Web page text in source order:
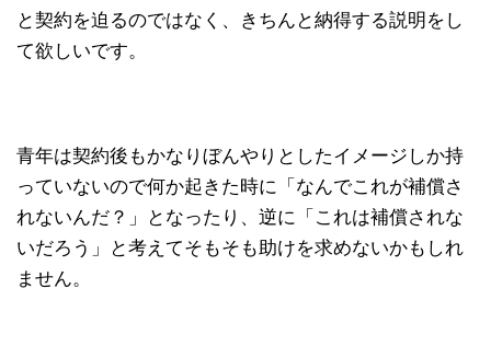
と契約を迫るのではなく、きちんと納得する説明をし
て欲しいです。
青年は契約後もかなりぼんやりとしたイメージしか持
っていないので何か起きた時に「なんでこれが補償さ
れないんだ？」となったり、逆に「これは補償されな
いだろう」と考えてそもそも助けを求めないかもしれ
ません。